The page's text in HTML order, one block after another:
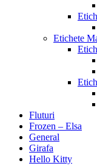
Etichete
Fluturi
Frozen – Elsa
General
Girafa
Hello Kitty